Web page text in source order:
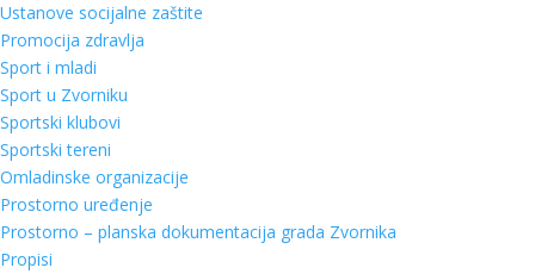
Ustanove socijalne zaštite
Promocija zdravlja
Sport i mladi
Sport u Zvorniku
Sportski klubovi
Sportski tereni
Omladinske organizacije
Prostorno uređenje
Prostorno – planska dokumentacija grada Zvornika
Propisi